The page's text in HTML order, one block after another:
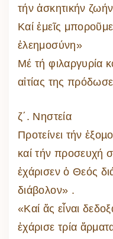
τήν ἀσκητικήν
Καί ἐμεῖς
ἐλεημοσύνη»
Μέ τή φιλαργυρία
αἰτίας της
ζ΄. Νηστεία
Προτείνει τήν
καί τήν προσευχή
ἐχάρισεν ὁ Θεός
διάβολον» .
«Καί ἄς εἶναι
ἐχάρισε τρία